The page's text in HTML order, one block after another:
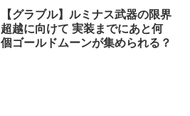
【グラブル】ルミナス武器の限界
超越に向けて 実装までにあと何
個ゴールドムーンが集められる？